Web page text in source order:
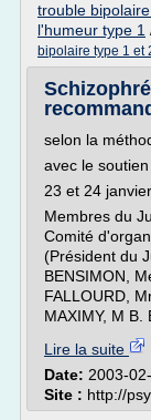
trouble
l'humeur type 1
bipolaire type 1 et
selon la
avec le
23 et 24
Membres du
Comité
(Président du
BENSIMON,
FALLOURD,
MAXIMY, M B.
Lire la suite
Date: 2003-
Site : http://